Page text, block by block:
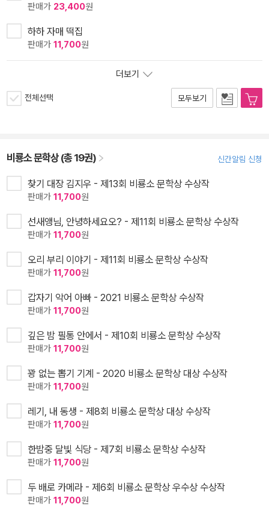
판매가 23,400원
하하 자매 떡집
판매가 11,700원
더보기
전체선택 모두보기
비룡소 문학상 (총 19권) 신간알림 신청
찾기 대장 김지우 - 제13회 비룡소 문학상 수상작
판매가 11,700원
선새앵님, 안녕하세요오? - 제11회 비룡소 문학상 수상작
판매가 11,700원
오리 부리 이야기 - 제11회 비룡소 문학상 수상작
판매가 11,700원
갑자기 악어 아빠 - 2021 비룡소 문학상 수상작
판매가 11,700원
깊은 밤 필통 안에서 - 제10회 비룡소 문학상 수상작
판매가 11,700원
꽝 없는 뽑기 기계 - 2020 비룡소 문학상 대상 수상작
판매가 11,700원
레기, 내 동생 - 제8회 비룡소 문학상 대상 수상작
판매가 11,700원
한밤중 달빛 식당 - 제7회 비룡소 문학상 수상작
판매가 11,700원
두 배로 카메라 - 제6회 비룡소 문학상 우수상 수상작
판매가 11,700원